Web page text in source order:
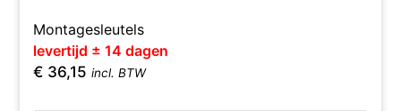
Montagesleutels
levertijd ± 14 dagen
€ 36,15 incl. BTW